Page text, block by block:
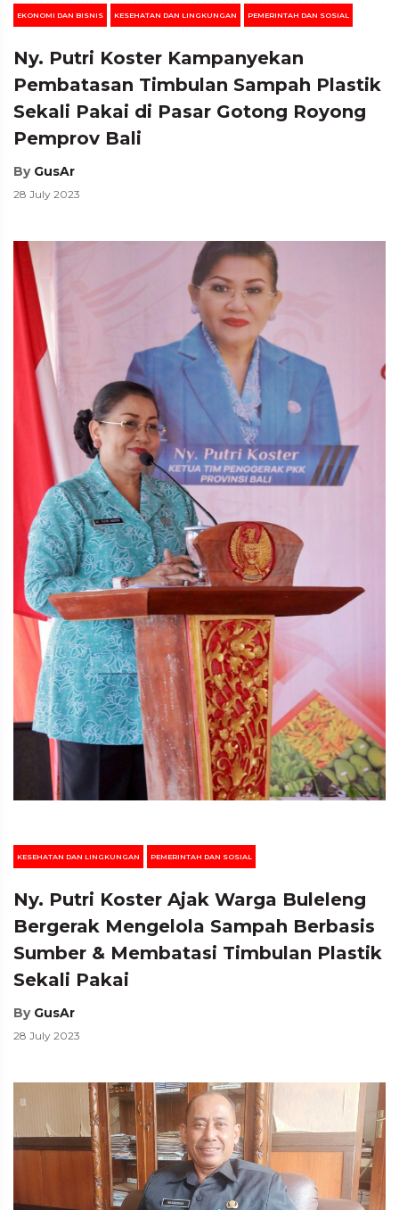
EKONOMI DAN BISNIS KESEHATAN DAN LINGKUNGAN PEMERINTAH DAN SOSIAL
Ny. Putri Koster Kampanyekan
Pembatasan Timbulan Sampah Plastik
Sekali Pakai di Pasar Gotong Royong
Pemprov Bali
By GusAr
28 July 2023
KESEHATAN DAN LINGKUNGAN PEMERINTAH DAN SOSIAL
Ny. Putri Koster Ajak Warga Buleleng
Bergerak Mengelola Sampah Berbasis
Sumber & Membatasi Timbulan Plastik
Sekali Pakai
By GusAr
28 July 2023